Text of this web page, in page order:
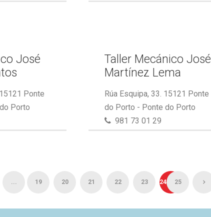
José
Ponte
Porto
Taller Mecánico José
Martínez Lema
Rúa Esquipa, 33. 15121 Ponte
do Porto - Ponte do Porto
981 73 01 29
... 19 20 21 22 23 24 25